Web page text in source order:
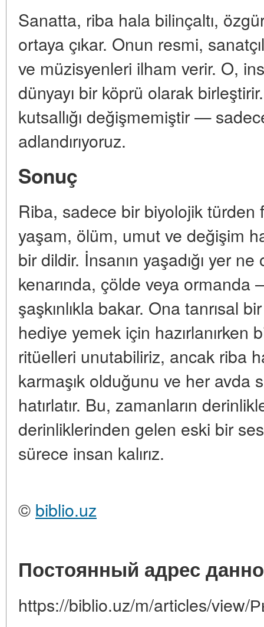
Sanatta, riba hala bilinçaltı,
ortaya çıkar. Onun resmi,
ve müzisyenleri ilham verir. O,
dünyayı bir köprü olarak
kutsallığı değişmemiştir —
adlandırıyoruz.
Sonuç
Riba, sadece bir biyolojik türden
yaşam, ölüm, umut ve değişim
bir dildir. İnsanın yaşadığı yer
kenarında, çölde veya ormanda
şaşkınlıkla bakar. Ona tanrısal
hediye yemek için hazırlanırken
ritüelleri unutabiliriz, ancak riba
karmaşık olduğunu ve her avda
hatırlatır. Bu, zamanların
derinliklerinden gelen eski bir
sürece insan kalırız.
© biblio.uz
Постоянный адрес
https://biblio.uz/m/articles/view/